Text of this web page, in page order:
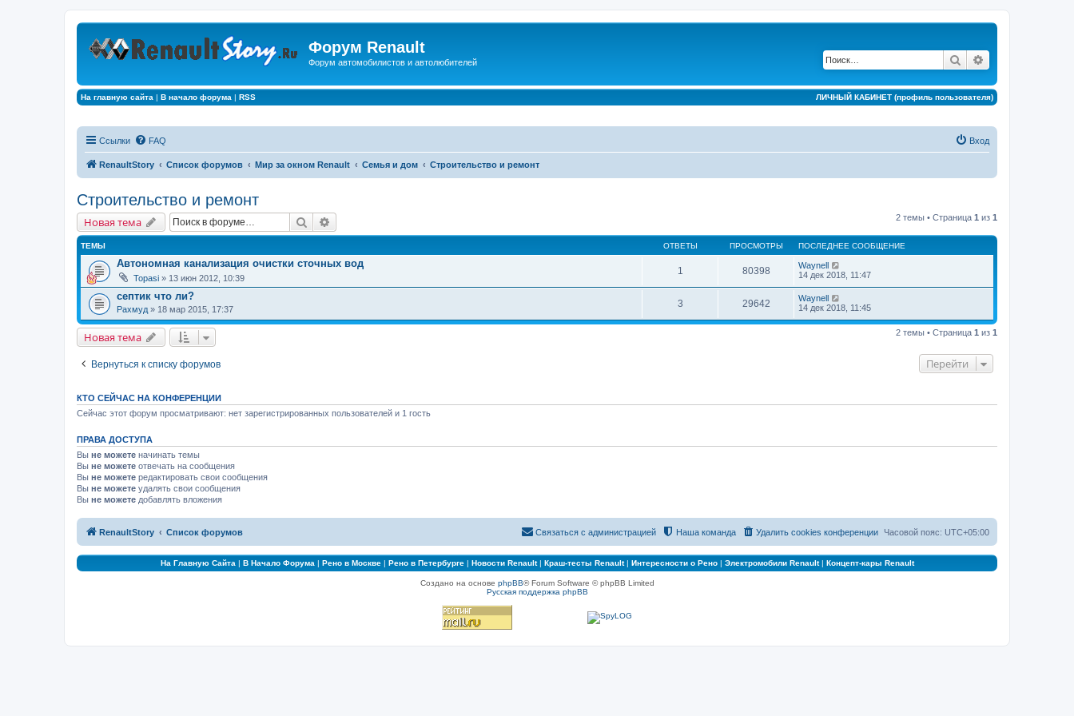
Форум Renault
Форум автомобилистов и автолюбителей Поиск
На главную сайта | В начало форума | RSS ЛИЧНЫЙ КАБИНЕТ (профиль пользователя)
Ссылки FAQ Вход
RenaultStory Список форумов Мир за окном Renault Семья и дом Строительство и ремонт
Строительство и ремонт
Новая тема Поиск 2 темы • Страница 1 из 1
ТЕМЫ ОТВЕТЫ ПРОСМОТРЫ ПОСЛЕДНЕЕ СООБЩЕНИЕ
Автономная канализация очистки сточных вод
Topasi » 13 июн 2012, 10:39
1 80398
Waynell
14 дек 2018, 11:47
септик что ли?
Рахмуд » 18 мар 2015, 17:37
3 29642
Waynell
14 дек 2018, 11:45
Новая тема 2 темы • Страница 1 из 1
Вернуться к списку форумов Перейти
КТО СЕЙЧАС НА КОНФЕРЕНЦИИ
Сейчас этот форум просматривают: нет зарегистрированных пользователей и 1 гость
ПРАВА ДОСТУПА
Вы не можете начинать темы
Вы не можете отвечать на сообщения
Вы не можете редактировать свои сообщения
Вы не можете удалять свои сообщения
Вы не можете добавлять вложения
RenaultStory Список форумов Часовой пояс: UTC+05:00
Удалить cookies конференции
Наша команда
Связаться с администрацией
На Главную Сайта | В Начало Форума | Рено в Москве| Рено в Петербурге| Новости Renault| Краш-тесты Renault| Интересности о Рено| Электромобили Renault| Концепт-кары Renault
Создано на основе phpBB® Forum Software © phpBB Limited
Русская поддержка phpBB